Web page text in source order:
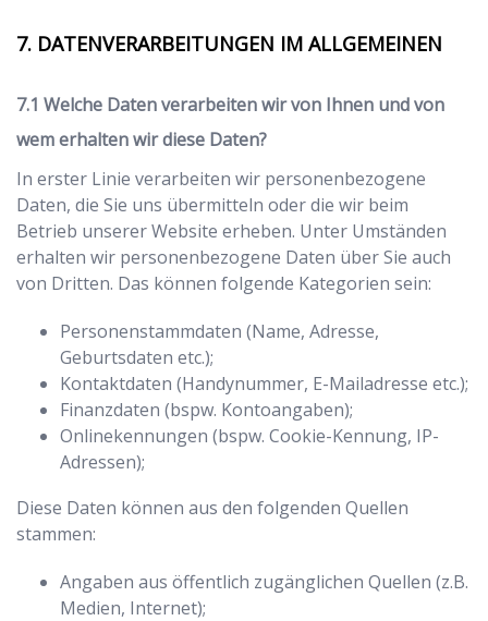
DATENVERARBEITUNGEN IM ALLGEMEINEN
Welche Daten verarbeiten wir von Ihnen und von
wem erhalten wir diese Daten?
In erster Linie verarbeiten wir personenbezogene
Daten, die Sie uns übermitteln oder die wir beim
Betrieb unserer Website erheben. Unter Umständen
erhalten wir personenbezogene Daten über Sie auch
von Dritten. Das können folgende Kategorien sein:
Personenstammdaten (Name, Adresse,
Geburtsdaten etc.);
Kontaktdaten (Handynummer, E-Mailadresse etc.);
Finanzdaten (bspw. Kontoangaben);
Onlinekennungen (bspw. Cookie-Kennung, IP-
Adressen);
Diese Daten können aus den folgenden Quellen
stammen:
Angaben aus öffentlich zugänglichen Quellen (z.B.
Medien, Internet);